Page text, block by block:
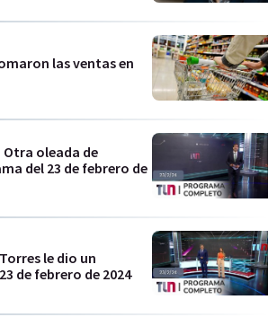
las ventas en
Otra oleada de
del 23 de febrero de
le dio un
de febrero de 2024